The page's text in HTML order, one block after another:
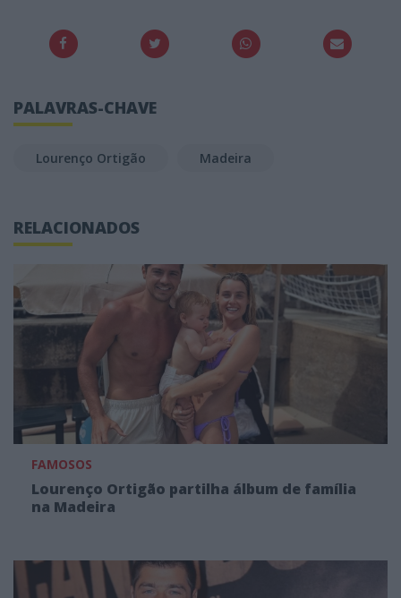
PALAVRAS-CHAVE
Lourenço Ortigão Madeira
RELACIONADOS
FAMOSOS
Lourenço Ortigão partilha álbum de família
na Madeira